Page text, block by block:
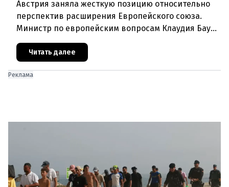
Австрия заняла жесткую позицию относительно
перспектив расширения Европейского союза.
Министр по европейским вопросам Клаудия Бауэр
(ÖVP) категорически исключила возможность
ускоренного присоединения
Читать далее
Реклама